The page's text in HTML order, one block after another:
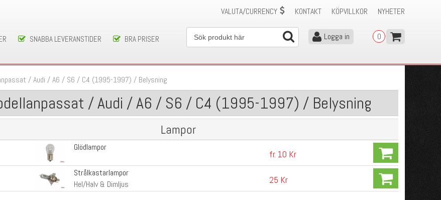
NYHETER
KÖPVILLKOR
KONTAKT
VALUTA/CURRENCY
SNABBA LEVERANSTIDER BRA PRISER 0
Logga in
/Audi /A6 / S6 / C4 (1995-1997) / Belysning
/ Audi / A6 / S6 / C4 (1995-1997) / Belysning
Lampor
Glödlampor
fr. 10 Kr
Strålkastarlampor
Hel/Halv & Dimljus
25 Kr